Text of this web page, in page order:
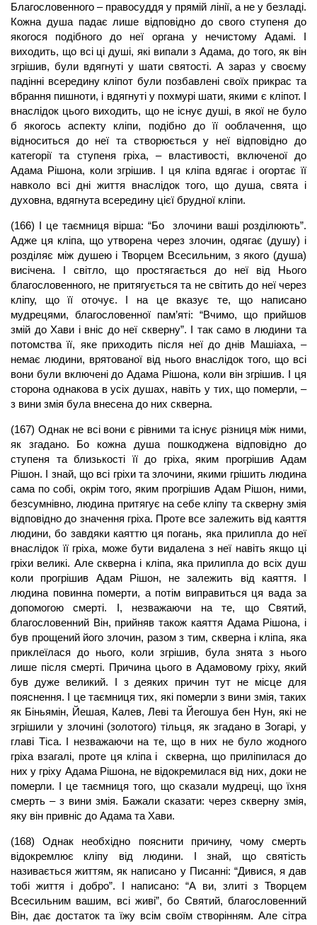
Благословенного – правосуддя у прямій лінії, а не у безладі.
Кожна душа падає лише відповідно до свого ступеня до
якогося подібного до неї органа у нечистому Адамі. І
виходить, що всі ці душі, які випали з Адама, до того, як він
згрішив, були вдягнуті у шати святості. А зараз у своєму
падінні всередину кліпот були позбавлені своїх прикрас та
вбрання пишноти, і вдягнуті у похмурі шати, якими є кліпот. І
внаслідок цього виходить, що не існує душі, в якої не було
б якогось аспекту кліпи, подібно до її ооблачення, що
відноситься до неї та створюється у неї відповідно до
категорії та ступеня гріха, – властивості, включеної до
Адама Рішона, коли згрішив. І ця кліпа вдягає і огортає її
навколо всі дні життя внаслідок того, що душа, свята і
духовна, вдягнута всередину цієї брудної кліпи.
(166) І це таємниця вірша: “Бо злочини ваші розділюють”.
Адже ця кліпа, що утворена через злочин, одягає (душу) і
розділяє між душею і Творцем Всесильним, з якого (душа)
висічена. І світло, що простягається до неї від Нього
благословенного, не притягується та не світить до неї через
кліпу, що її оточує. І на це вказує те, що написано
мудрецями, благословенної пам’яті: “Вчимо, що прийшов
змій до Хави і вніс до неї скверну”. І так само в людини та
потомства її, яке приходить після неї до днів Машіаха, –
немає людини, врятованої від нього внаслідок того, що всі
вони були включені до Адама Рішона, коли він згрішив. І ця
сторона однакова в усіх душах, навіть у тих, що померли, –
з вини змія була внесена до них скверна.
(167) Однак не всі вони є рівними та існує різниця між ними,
як згадано. Бо кожна душа пошкоджена відповідно до
ступеня та близькості її до гріха, яким прогрішивАдам
Рішон. І знай, що всі гріхи та злочини, якими грішить людина
сама по собі, окрім того, яким прогрішив Адам Рішон, ними,
безсумнівно, людина притягує на себе кліпу та скверну змія
відповідно до значення гріха. Проте все залежить від каяття
людини, бо завдяки каяттю ця погань, яка прилипла до неї
внаслідок її гріха, може бути видалена з неї навіть якщо ці
гріхи великі. Але скверна і кліпа, яка прилипла до всіх душ
коли прогрішив Адам Рішон, не залежить від каяття. І
людина повинна померти, а потім виправиться ця вада за
допомогою смерті. І, незважаючи на те, що Святий,
благословенний Він, прийняв також каяття Адама Рішона, і
був прощений його злочин, разом з тим, скверна і кліпа, яка
приклеїлася до нього, коли згрішив, була знята з нього
лише після смерті. Причина цього в Адамовому гріху, який
був дуже великий. І з деяких причин тут не місце для
пояснення. І це таємниця тих, які померли з вини змія, таких
як Біньямін, Йешая, Калев, Леві та Йегошуа бен Нун, які не
згрішили у злочині (золотого) тільця, як згадано в Зогарі, у
главі Тіса. І незважаючи на те, що в них не було жодного
гріха взагалі, проте ця кліпа і скверна, що приліпилася до
них у гріху Адама Рішона, не відокремилася від них, доки не
померли. І це таємниця того, що сказали мудреці, що їхня
смерть – з вини змія. Бажали сказати: через скверну змія,
яку він привніс до Адама та Хави.
(168) Однак необхідно пояснити причину, чому смерть
відокремлює кліпу від людини. І знай, що святість
називається життям, як написано у Писанні: “Дивися, я дав
тобі життя і добро”. І написано: “А ви, злиті з Творцем
Всесильним вашим, всі живі”, бо Святий, благословенний
Він, дає достаток та їжу всім своїм створінням. Але сітра